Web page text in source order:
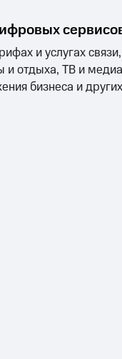
и услугах
отдыха, ТВ и
бизнеса и